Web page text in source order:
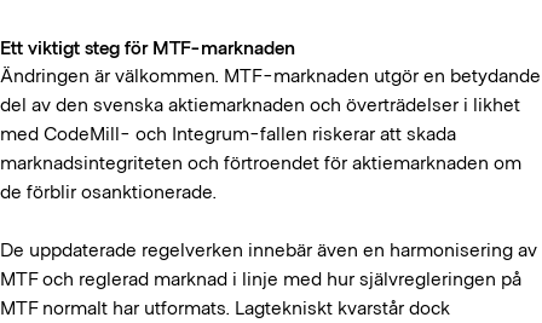
Ett viktigt steg för MTF-marknaden
Ändringen är välkommen. MTF-marknaden utgör en betydande
del av den svenska aktiemarknaden och överträdelser i likhet
med CodeMill- och Integrum-fallen riskerar att skada
marknadsintegriteten och förtroendet för aktiemarknaden om
de förblir osanktionerade.
De uppdaterade regelverken innebär även en harmonisering av
MTF och reglerad marknad i linje med hur självregleringen på
MTF normalt har utformats. Lagtekniskt kvarstår dock